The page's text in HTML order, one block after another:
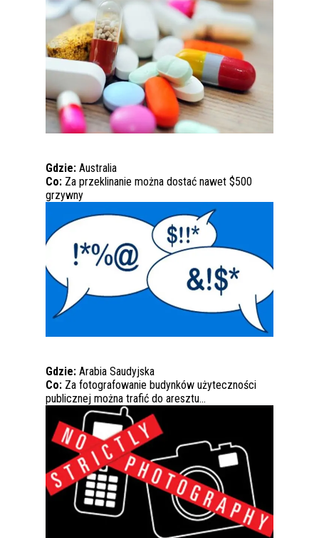
Gdzie: Australia
Co: Za przeklinanie można dostać nawet $500
grzywny
Gdzie: Arabia Saudyjska
Co: Za fotografowanie budynków użyteczności
publicznej można trafić do aresztu…